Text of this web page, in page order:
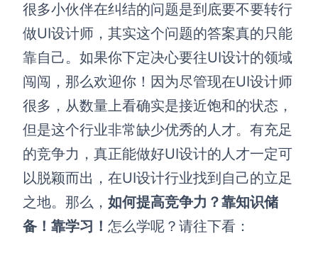
很多小伙伴在纠结的问题是到底要不要转行
做UI设计师，其实这个问题的答案真的只能
靠自己。如果你下定决心要往UI设计的领域
闯闯，那么欢迎你！因为尽管现在UI设计师
很多，从数量上看确实是接近饱和的状态，
但是这个行业非常缺少优秀的人才。有充足
的竞争力，真正能做好UI设计的人才一定可
以脱颖而出，在UI设计行业找到自己的立足
之地。那么， 如何提高竞争力？靠知识储
备！靠学习！ 怎么学呢？请往下看：